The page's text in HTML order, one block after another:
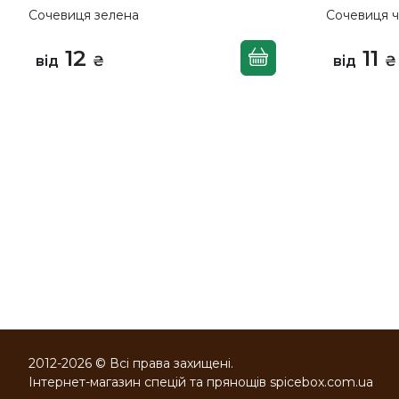
Сочевиця зелена
від 12 ₴
Сочевиця
від 11 ₴
2012-2026 © Всі права захищені.
Інтернет-магазин спецій та прянощів spicebox.com.ua